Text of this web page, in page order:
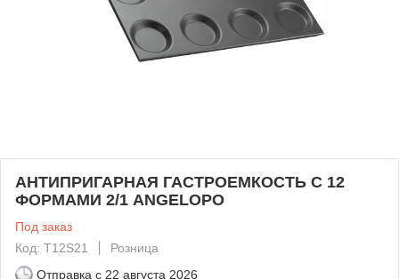
АНТИПРИГАРНАЯ ГАСТРОЕМКОСТЬ С 12
ФОРМАМИ 2/1 ANGELOPO
Под заказ
Код: T12S21
Розница
Отправка с 22 августа 2026